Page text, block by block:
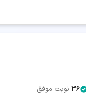
36 نوبت موفق